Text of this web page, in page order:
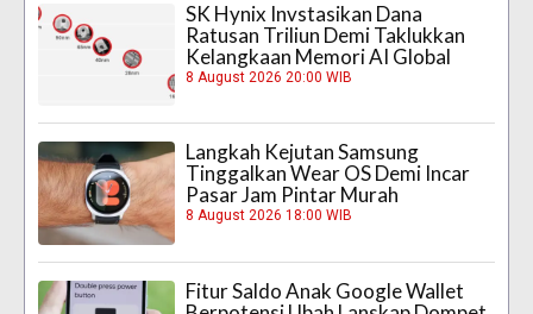
SK Hynix Invstasikan Dana
Ratusan Triliun Demi Taklukkan
Kelangkaan Memori AI Global
8 August 2026 20:00 WIB
Langkah Kejutan Samsung
Tinggalkan Wear OS Demi Incar
Pasar Jam Pintar Murah
8 August 2026 18:00 WIB
Fitur Saldo Anak Google Wallet